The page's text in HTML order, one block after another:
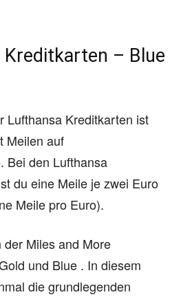
Kreditkarten – Blue
Lufthansa Kreditkarten ist
Meilen auf
Bei den Lufthansa
du eine Meile je zwei Euro
Meile pro Euro).
Miles and More
und Blue . In diesem
die grundlegenden